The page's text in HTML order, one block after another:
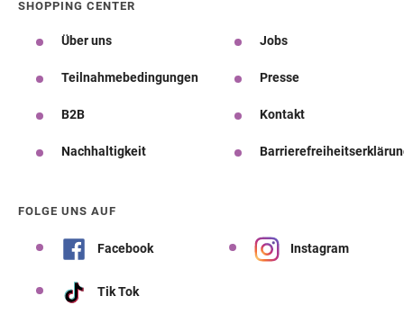
SHOPPING CENTER
Über uns Jobs
Teilnahmebedingungen Presse
B2B Kontakt
Nachhaltigkeit
FOLGE UNS AUF
Facebook Instagram
Tik Tok